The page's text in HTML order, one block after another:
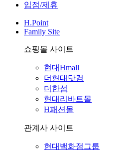
입점/제휴
H.Point
Family Site
쇼핑몰 사이트
현대Hmall
더현대닷컴
더한섬
현대리바트몰
H패션몰
관계사 사이트
현대백화점그룹